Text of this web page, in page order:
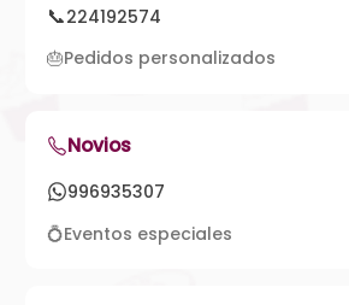
📞224192574
🎂Pedidos personalizados
Novios
996935307
💍Eventos especiales